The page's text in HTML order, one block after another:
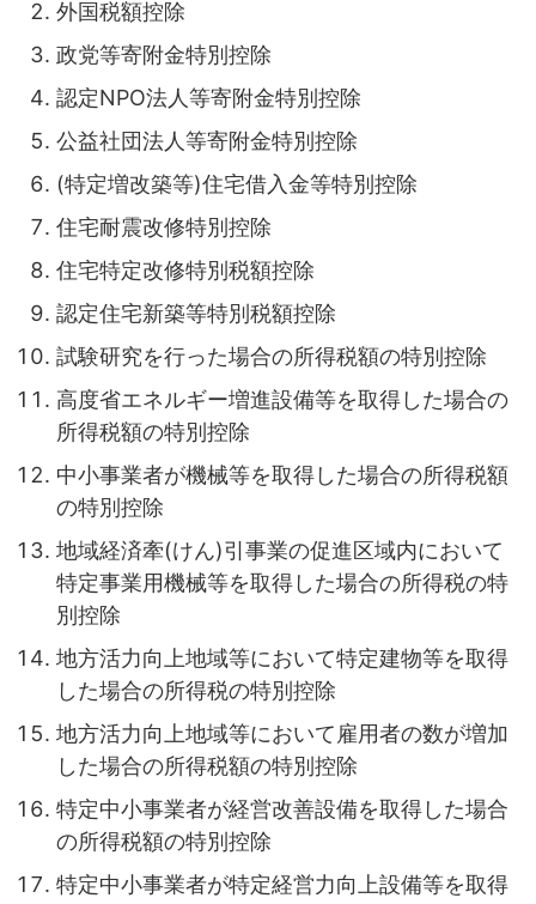
外国税額控除
政党等寄附金特別控除
認定NPO法人等寄附金特別控除
公益社団法人等寄附金特別控除
(特定増改築等)住宅借入金等特別控除
住宅耐震改修特別控除
住宅特定改修特別税額控除
認定住宅新築等特別税額控除
試験研究を行った場合の所得税額の特別控除
高度省エネルギー増進設備等を取得した場合の
所得税額の特別控除
中小事業者が機械等を取得した場合の所得税額
の特別控除
地域経済牽(けん)引事業の促進区域内において
特定事業用機械等を取得した場合の所得税の特
別控除
地方活力向上地域等において特定建物等を取得
した場合の所得税の特別控除
地方活力向上地域等において雇用者の数が増加
した場合の所得税額の特別控除
特定中小事業者が経営改善設備を取得した場合
の所得税額の特別控除
特定中小事業者が特定経営力向上設備等を取得